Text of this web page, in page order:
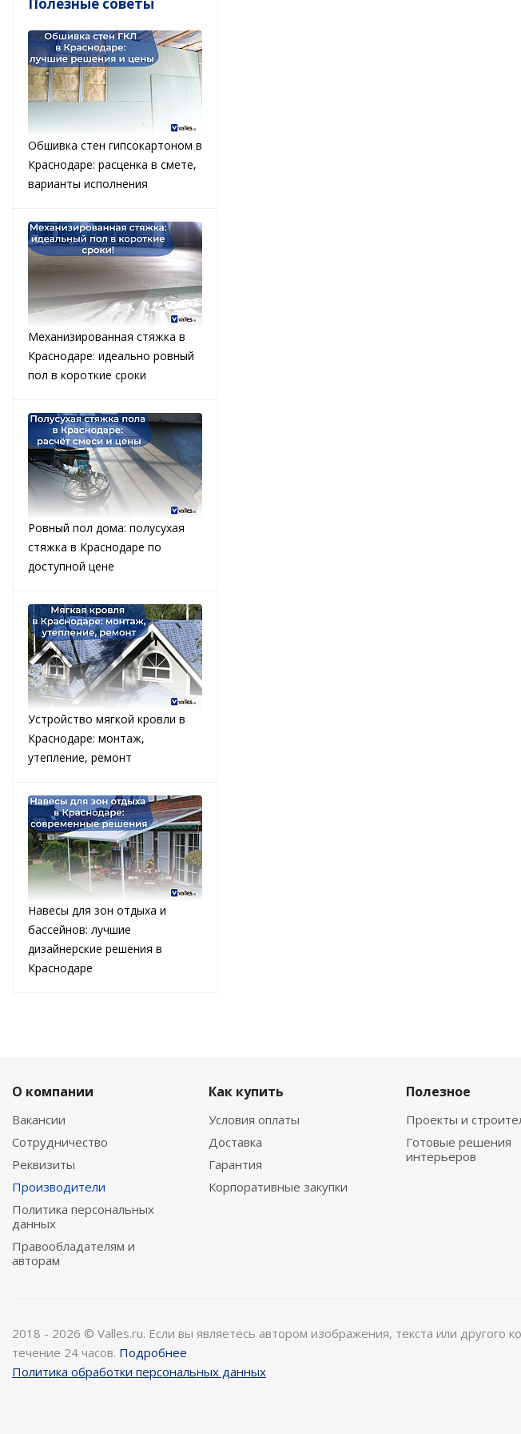
Обшивка стен гипсокартоном в
Краснодаре: расценка в смете,
варианты исполнения
Механизированная стяжка в
Краснодаре: идеально ровный
пол в короткие сроки
Ровный пол дома: полусухая
стяжка в Краснодаре по
доступной цене
Устройство мягкой кровли в
Краснодаре: монтаж,
утепление, ремонт
Навесы для зон отдыха и
бассейнов: лучшие
дизайнерские решения в
Краснодаре
О компании
Вакансии
Сотрудничество
Реквизиты
Производители
Политика персональных
данных
Правообладателям и
авторам
Как купить
Условия оплаты
Доставка
Гарантия
Корпоративные закупки
Полезное
Проекты и
Готовые решения
интерьеров
2018 - 2026 © Valles.ru. Если вы являетесь автором изображения, текста или
течение 24 часов. Подробнее
Политика обработки персональных данных